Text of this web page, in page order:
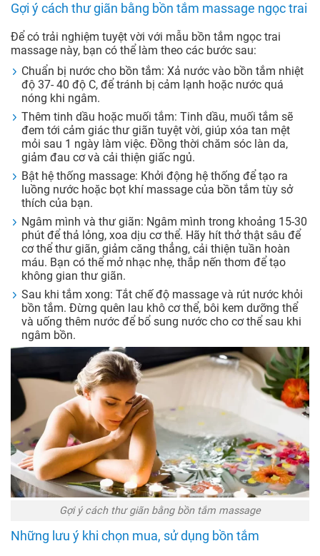
Gợi ý cách thư giãn bằng bồn tắm massage ngọc trai
Để có trải nghiệm tuyệt vời với mẫu bồn tắm ngọc trai
massage này, bạn có thể làm theo các bước sau:
Chuẩn bị nước cho bồn tắm: Xả nước vào bồn tắm nhiệt
độ 37- 40 độ C, để tránh bị cảm lạnh hoặc nước quá
nóng khi ngâm.
Thêm tinh dầu hoặc muối tắm: Tinh dầu, muối tắm sẽ
đem tới cảm giác thư giãn tuyệt vời, giúp xóa tan mệt
mỏi sau 1 ngày làm việc. Đồng thời chăm sóc làn da,
giảm đau cơ và cải thiện giấc ngủ.
Bật hệ thống massage: Khởi động hệ thống để tạo ra
luồng nước hoặc bọt khí massage của bồn tắm tùy sở
thích của bạn.
Ngâm mình và thư giãn: Ngâm mình trong khoảng 15-30
phút để thả lỏng, xoa dịu cơ thể. Hãy hít thở thật sâu để
cơ thể thư giãn, giảm căng thẳng, cải thiện tuần hoàn
máu. Bạn có thể mở nhạc nhẹ, thắp nến thơm để tạo
không gian thư giãn.
Sau khi tắm xong: Tắt chế độ massage và rút nước khỏi
bồn tắm. Đừng quên lau khô cơ thể, bôi kem dưỡng thể
và uống thêm nước để bổ sung nước cho cơ thể sau khi
ngâm bồn.
Gợi ý cách thư giãn bằng bồn tắm massage
Những lưu ý khi chọn mua, sử dụng bồn tắm